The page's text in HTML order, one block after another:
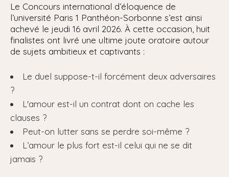
Le Concours international d’éloquence de
l’université Paris 1 Panthéon-Sorbonne s’est ainsi
achevé le jeudi 16 avril 2026. À cette occasion, huit
finalistes ont livré une ultime joute oratoire autour
de sujets ambitieux et captivants :
Le duel suppose-t-il forcément deux adversaires
?
L'amour est-il un contrat dont on cache les
clauses ?
Peut-on lutter sans se perdre soi-même ?
L’amour le plus fort est-il celui qui ne se dit
jamais ?